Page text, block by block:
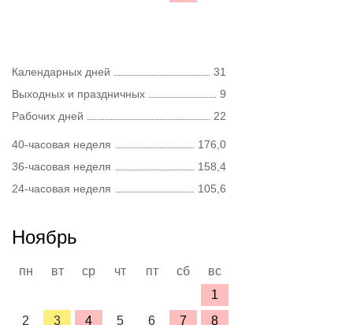
Календарных дней
31
Выходных и праздничных
9
Рабочих дней
22
40-часовая неделя
176,0
36-часовая неделя
158,4
24-часовая неделя
105,6
Ноябрь
пн вт ср чт пт сб
вс
1
2
3 4 5 6 7 8